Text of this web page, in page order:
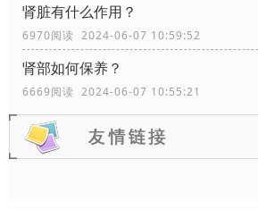
肾脏有什么作用？
6970阅读 2024-06-07 10:59:52
肾部如何保养？
6669阅读 2024-06-07 10:55:21